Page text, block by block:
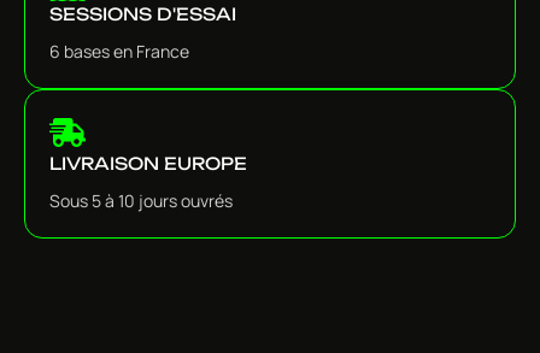
SESSIONS D'ESSAI
6 bases en France
LIVRAISON EUROPE
Sous 5 à 10 jours ouvrés